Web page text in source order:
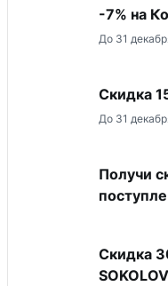
-7% на
До 31
Скидка
До 31
Получи
Скидка